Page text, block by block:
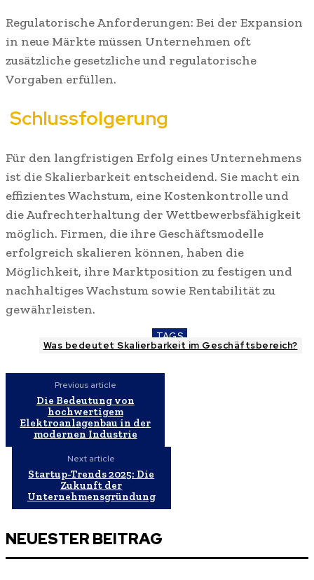
Regulatorische Anforderungen: Bei der Expansion
in neue Märkte müssen Unternehmen oft
zusätzliche gesetzliche und regulatorische
Vorgaben erfüllen.
Schlussfolgerung
Für den langfristigen Erfolg eines Unternehmens
ist die Skalierbarkeit entscheidend. Sie macht ein
effizientes Wachstum, eine Kostenkontrolle und
die Aufrechterhaltung der Wettbewerbsfähigkeit
möglich. Firmen, die ihre Geschäftsmodelle
erfolgreich skalieren können, haben die
Möglichkeit, ihre Marktposition zu festigen und
nachhaltiges Wachstum sowie Rentabilität zu
gewährleisten.
TAGS
Was bedeutet Skalierbarkeit im Geschäftsbereich?
Previous article
Die Bedeutung von
hochwertigem
Elektroanlagenbau in der
modernen Industrie
Next article
Startup-Trends 2025: Die
Zukunft der
Unternehmensgründung
NEUESTER BEITRAG